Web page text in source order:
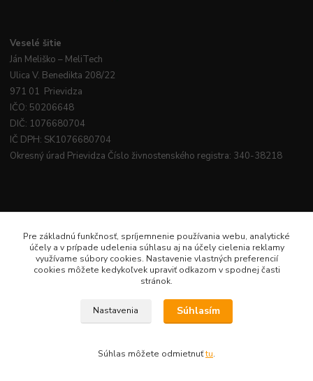
Veselé šitie
Ján Meliško – MeliTech
Ulica V. Benedikta 208/22
971 01 Prievidza
IČO: 50206648
DIČ: 1076680704
IČ DPH: SK1076680704
Okresný úrad Prievidza Číslo živnostenského registra: 340-38218
Pre základnú funkčnosť, spríjemnenie používania webu, analytické
účely a v prípade udelenia súhlasu aj na účely cielenia reklamy
využívame súbory cookies. Nastavenie vlastných preferencií
cookies môžete kedykoľvek upraviť odkazom v spodnej časti
stránok.
Nastavenia Súhlasím
Súhlas môžete odmietnuťtu.